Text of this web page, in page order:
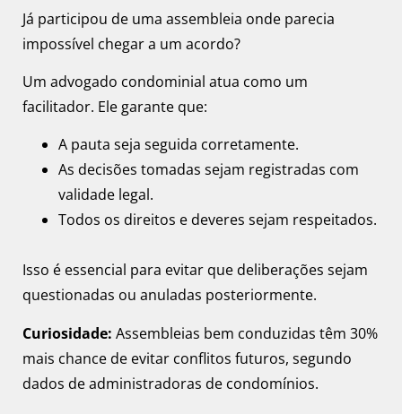
Já participou de uma assembleia onde parecia
impossível chegar a um acordo?
Um advogado condominial atua como um
facilitador. Ele garante que:
A pauta seja seguida corretamente.
As decisões tomadas sejam registradas com
validade legal.
Todos os direitos e deveres sejam respeitados.
Isso é essencial para evitar que deliberações sejam
questionadas ou anuladas posteriormente.
Curiosidade: Assembleias bem conduzidas têm 30%
mais chance de evitar conflitos futuros, segundo
dados de administradoras de condomínios.